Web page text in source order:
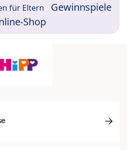
für Eltern
Gewinnspiele
Shop